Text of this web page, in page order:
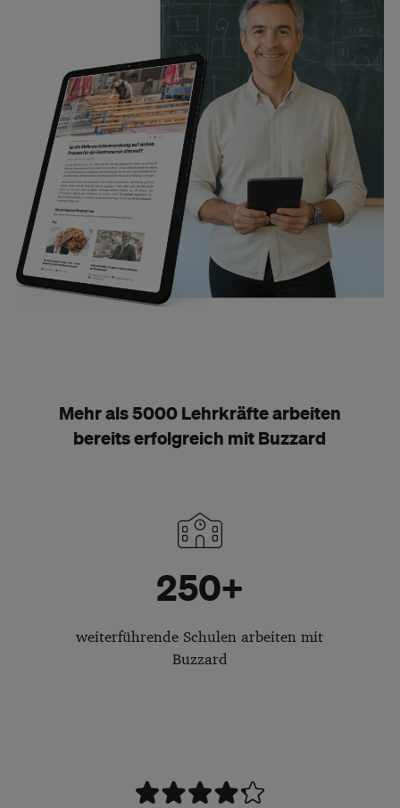
Mehr als 5000 Lehrkräfte arbeiten
bereits erfolgreich mit Buzzard
250+
weiterführende Schulen arbeiten mit
Buzzard